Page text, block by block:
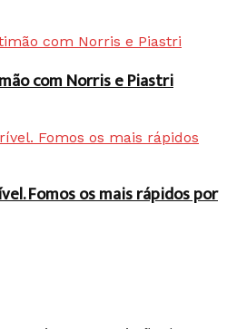
com Norris e Piastri
Fomos os mais rápidos por